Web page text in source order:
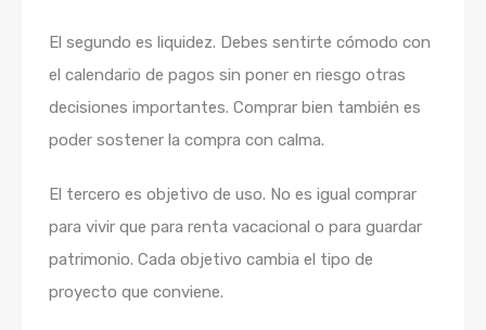
El segundo es liquidez. Debes sentirte cómodo con
el calendario de pagos sin poner en riesgo otras
decisiones importantes. Comprar bien también es
poder sostener la compra con calma.
El tercero es objetivo de uso. No es igual comprar
para vivir que para renta vacacional o para guardar
patrimonio. Cada objetivo cambia el tipo de
proyecto que conviene.